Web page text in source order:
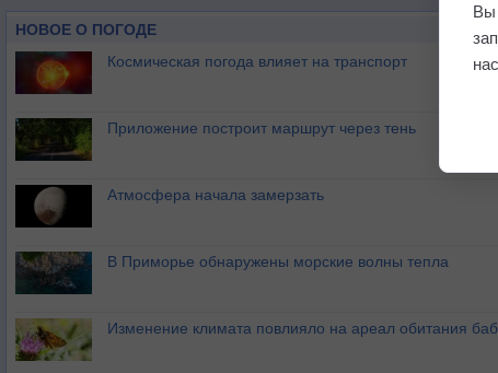
НОВОЕ О ПОГОДЕ
Космическая погода влияет на транспорт
Приложение построит маршрут через тень
Атмосфера начала замерзать
В Приморье обнаружены морские волны тепла
Изменение климата повлияло на ареал обитания
Вы